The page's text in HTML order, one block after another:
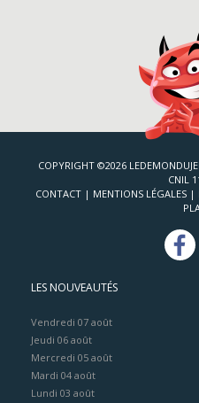
COPYRIGHT ©2026
CNIL
CONTACT | MENTIONS LÉGALES |
LES NOUVEAUTÉS
Vendredi 07 août
Jeudi 06 août
Mercredi 05 août
Mardi 04 août
Lundi 03 août